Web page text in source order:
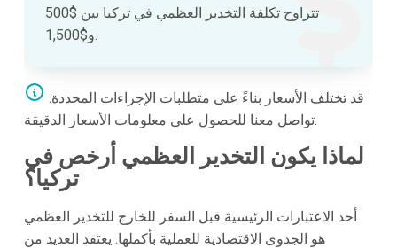
تتراوح تكلفة التخدير العظمي في تركيا بين $500
و$1,500.
تواصل معنا للحصول على معلومات الأسعار الدقيقة.
لماذا يكون التخدير العظمي أرخص في
تركيا؟
أحد الاعتبارات الرئيسية قبل السفر للخارج للتخدير العظمي
هو الجدوى الاقتصادية للعملية بأكملها. يعتقد العديد من